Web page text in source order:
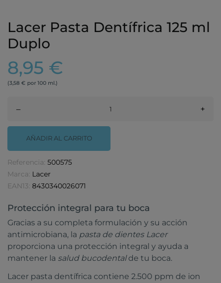
Lacer Pasta Dentífrica 125 ml
Duplo
8,95 €
(3,58 € por 100 ml.)
– +
AÑADIR AL CARRITO
Referencia: 500575
Marca: Lacer
EAN13: 8430340026071
Protección integral para tu boca
Gracias a su completa formulación y su acción
antimicrobiana, la pasta de dientes Lacer
proporciona una protección integral y ayuda a
mantener la salud bucodentalde tu boca.
Lacer pasta dentífrica contiene 2.500 ppm de ion